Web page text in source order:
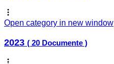
Open category in new window
2023 ( 20 Documente )